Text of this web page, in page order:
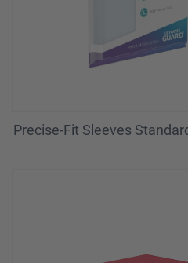
Precise-Fit Sleeves